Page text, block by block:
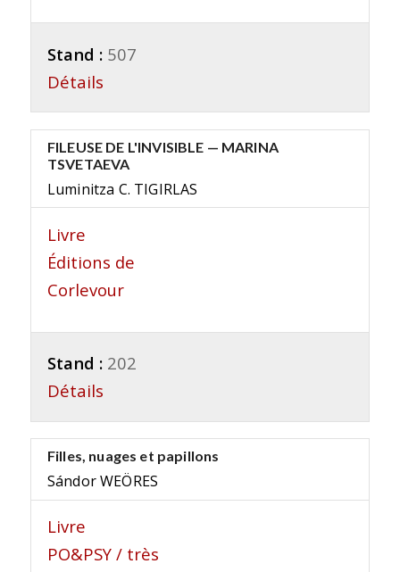
Stand : 507
Détails
FILEUSE DE L'INVISIBLE — MARINA
TSVETAEVA
Luminitza C. TIGIRLAS
Livre
Éditions de
Corlevour
Stand : 202
Détails
Filles, nuages et papillons
Sándor WEÖRES
Livre
PO&PSY / très